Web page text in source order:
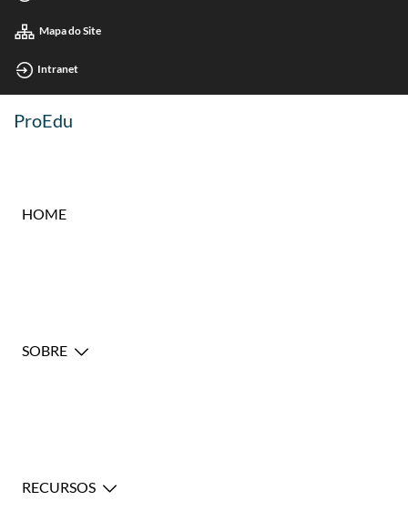
Mapa do Site
Intranet
ProEdu
HOME
SOBRE
RECURSOS